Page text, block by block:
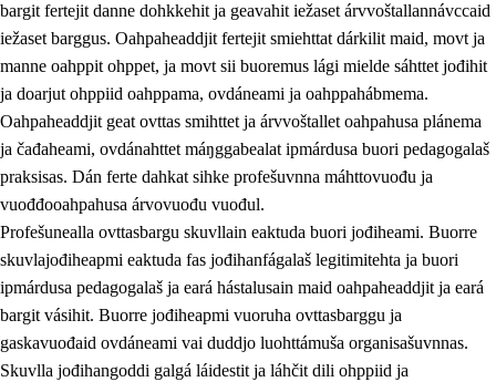
bargit fertejit danne dohkkehit ja geavahit iežaset árvvoštallannávccaid
iežaset barggus. Oahpaheaddjit fertejit smiehttat dárkilit maid, movt ja
manne oahppit ohppet, ja movt sii buoremus lági mielde sáhttet jođihit
ja doarjut ohppiid oahppama, ovdáneami ja oahppahábmema.
Oahpaheaddjit geat ovttas smihttet ja árvvoštallet oahpahusa plánema
ja čađaheami, ovdánahttet máŋggabealat ipmárdusa buori pedagogalaš
praksisas. Dán ferte dahkat sihke profešuvnna máhttovuođu ja
vuođđooahpahusa árvovuođu vuođul.
Profešunealla ovttasbargu skuvllain eaktuda buori jođiheami. Buorre
skuvlajođiheapmi eaktuda fas jođihanfágalaš legitimitehta ja buori
ipmárdusa pedagogalaš ja eará hástalusain maid oahpaheaddjit ja eará
bargit vásihit. Buorre jođiheapmi vuoruha ovttasbarggu ja
gaskavuođaid ovdáneami vai duddjo luohttámuša organisašuvnnas.
Skuvlla jođihangoddi galgá láidestit ja láhčit dili ohppiid ja